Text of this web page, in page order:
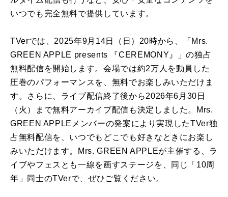
いつでも完全無料で提供しています。
TVerでは、2025年9月14日（日）20時から、「Mrs.
GREEN APPLE presents 『CEREMONY』」の独占
無料配信を開始します。会場では約2万人を動員した
圧巻のパフォーマンスを、無料でお楽しみいただけま
す。さらに、ライブ配信終了後から2026年6月30日
（火）まで無料アーカイブ配信も決定しました。Mrs.
GREEN APPLEメンバーの発案により実現したTVer独
占無料配信を、いつでもどこでも好きなときにお楽し
みいただけます。Mrs. GREEN APPLEが主催する、ラ
イブやフェスとも一線を画すステージを、同じ「10周
年」同士のTVerで、ぜひご覧ください。